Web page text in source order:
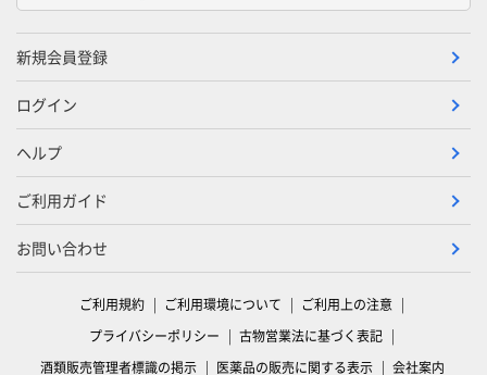
新規会員登録
ログイン
ヘルプ
ご利用ガイド
お問い合わせ
ご利用規約 ご利用環境について
ご利用上の注意
プライバシーポリシー
古物営業法に基づく表記
酒類販売管理者標識の掲示
医薬品の販売に関する表示 会社案内